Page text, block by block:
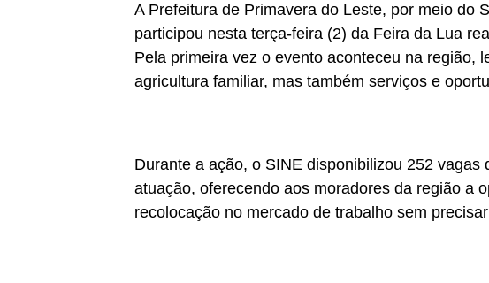
A Prefeitura de Primavera do Leste, por meio do
participou nesta terça-feira (2) da Feira da Lua
Pela primeira vez o evento aconteceu na região,
agricultura familiar, mas também serviços e
Durante a ação, o SINE disponibilizou 252
atuação, oferecendo aos moradores da região a
recolocação no mercado de trabalho sem